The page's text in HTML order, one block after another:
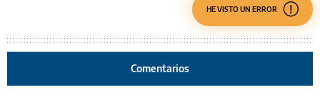
HE VISTO UN ERROR
Comentarios